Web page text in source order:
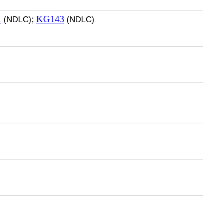
(NDLC); KG143 (NDLC)